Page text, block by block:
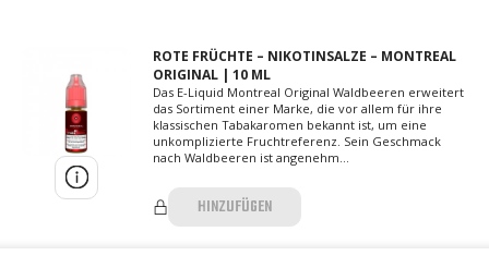
ROTE FRÜCHTE – NIKOTINSALZE – MONTREAL
ORIGINAL | 10 ML
Das E-Liquid Montreal Original Waldbeeren erweitert
das Sortiment einer Marke, die vor allem für ihre
klassischen Tabakaromen bekannt ist, um eine
unkomplizierte Fruchtreferenz. Sein Geschmack
nach Waldbeeren ist angenehm...
HINZUFÜGEN